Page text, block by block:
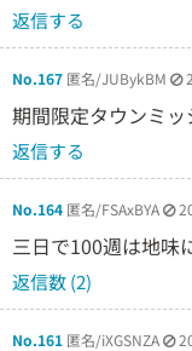
返信する
No.167 匿名/JUBykBM
期間限定タウンミッ
返信する
No.164 匿名/FSAxBYA
三日で100週は地味
返信数 (2)
No.161 匿名/iXGSNZA